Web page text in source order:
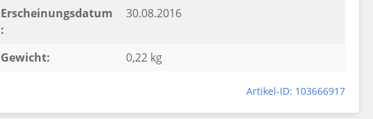
Erscheinungsdatum
:
30.08.2016
Gewicht: 0,22 kg
Artikel-ID: 103666917